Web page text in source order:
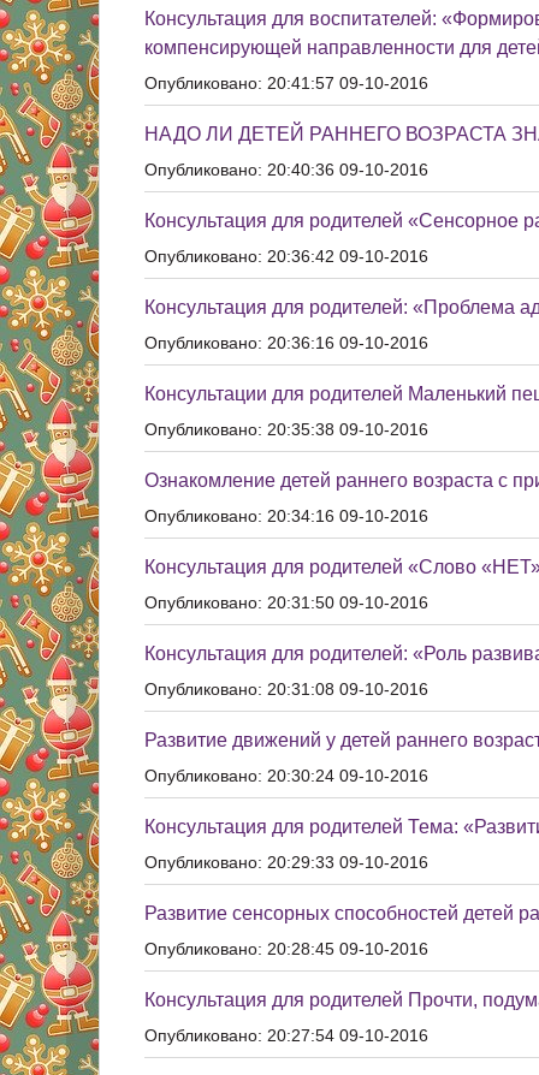
Консультация для воспитателей:
компенсирующей направленности для
Опубликовано: 20:41:57 09-10-2016
НАДО ЛИ ДЕТЕЙ РАННЕГО ВОЗРАСТА
Опубликовано: 20:40:36 09-10-2016
Консультация для родителей «Сенсорное
Опубликовано: 20:36:42 09-10-2016
Консультация для родителей: «Проблема
Опубликовано: 20:36:16 09-10-2016
Консультации для родителей Маленький
Опубликовано: 20:35:38 09-10-2016
Ознакомление детей раннего возраста с
Опубликовано: 20:34:16 09-10-2016
Консультация для родителей «Слово
Опубликовано: 20:31:50 09-10-2016
Консультация для родителей: «Роль
Опубликовано: 20:31:08 09-10-2016
Развитие движений у детей раннего
Опубликовано: 20:30:24 09-10-2016
Консультация для родителей Тема:
Опубликовано: 20:29:33 09-10-2016
Развитие сенсорных способностей детей
Опубликовано: 20:28:45 09-10-2016
Консультация для родителей Прочти,
Опубликовано: 20:27:54 09-10-2016